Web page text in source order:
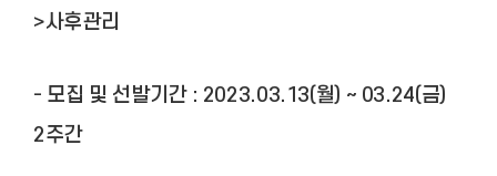
>사후관리
- 모집 및 선발기간 : 2023.03.13(월) ~ 03.24(금)
2주간